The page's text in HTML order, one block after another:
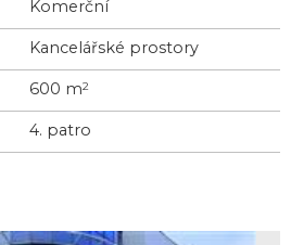
Komerční
Kancelářské prostory
600 m2
4. patro